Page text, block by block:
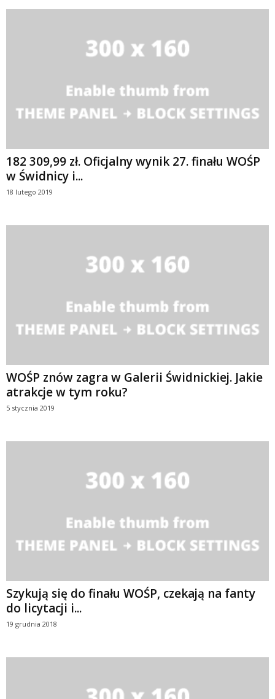
182 309,99 zł. Oficjalny wynik 27. finału WOŚP
w Świdnicy i...
18 lutego 2019
WOŚP znów zagra w Galerii Świdnickiej. Jakie
atrakcje w tym roku?
5 stycznia 2019
Szykują się do finału WOŚP, czekają na fanty
do licytacji i...
19 grudnia 2018